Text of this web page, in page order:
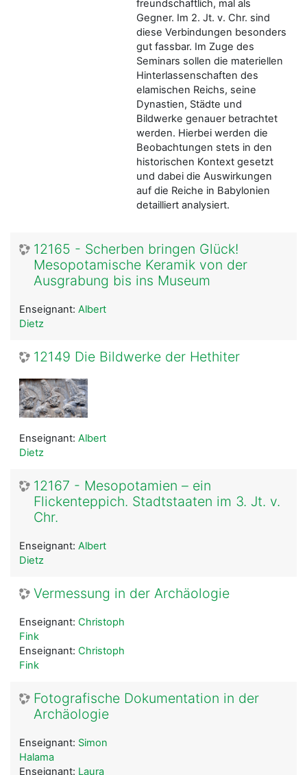
freundschaftlich, mal als
Gegner. Im 2. Jt. v. Chr. sind
diese Verbindungen besonders
gut fassbar. Im Zuge des
Seminars sollen die materiellen
Hinterlassenschaften des
elamischen Reichs, seine
Dynastien, Städte und
Bildwerke genauer betrachtet
werden. Hierbei werden die
Beobachtungen stets in den
historischen Kontext gesetzt
und dabei die Auswirkungen
auf die Reiche in Babylonien
detailliert analysiert.
12165 - Scherben bringen Glück!
Mesopotamische Keramik von der
Ausgrabung bis ins Museum
Enseignant: Albert
Dietz
12149 Die Bildwerke der Hethiter
Enseignant: Albert
Dietz
12167 - Mesopotamien – ein
Flickenteppich. Stadtstaaten im 3. Jt. v.
Chr.
Enseignant: Albert
Dietz
Vermessung in der Archäologie
Enseignant: Christoph
Fink
Enseignant: Christoph
Fink
Fotografische Dokumentation in der
Archäologie
Enseignant: Simon
Halama
Enseignant: Laura